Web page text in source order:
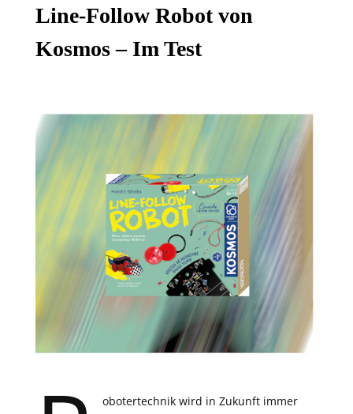
Line-Follow Robot von
Kosmos – Im Test
obotertechnik wird in Zukunft immer